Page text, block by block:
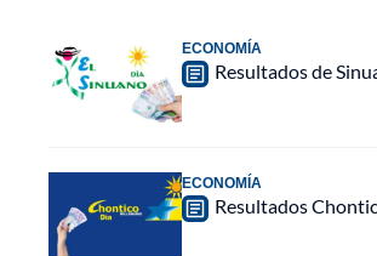
ECONOMÍA
Resultados de
ECONOMÍA
Resultados